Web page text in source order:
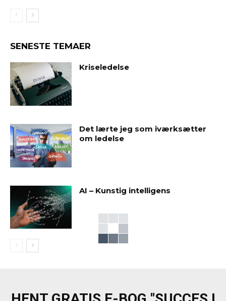
SENESTE TEMAER
Kriseledelse
Det lærte jeg som iværksætter
om ledelse
AI – Kunstig intelligens